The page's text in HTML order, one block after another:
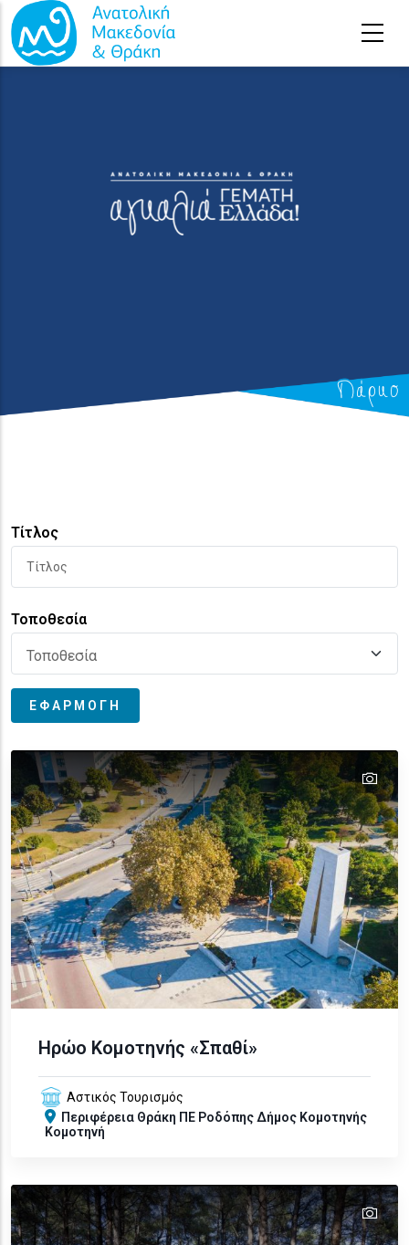
Παράκαμψη προς το κυρίως περιεχόμενο
Πάρκο
Τίτλος
Τοποθεσία
text
Ηρώο Κομοτηνής «Σπαθί»
Αστικός Τουρισμός
Περιφέρεια Θράκη ΠΕ Ροδόπης Δήμος Κομοτηνής
Κομοτηνή
text
text
text
text
text
text
text
text
text
text